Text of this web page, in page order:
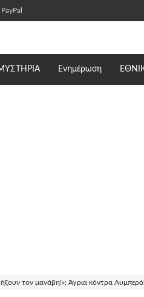
Ενημέρωση
τον μανάβη!»: Άγρια κόντρα